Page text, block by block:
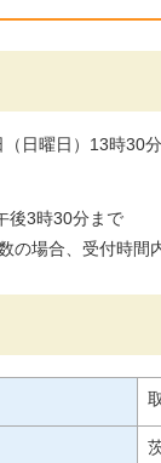
日曜日）13時30
後3時30分まで
の場合、受付時